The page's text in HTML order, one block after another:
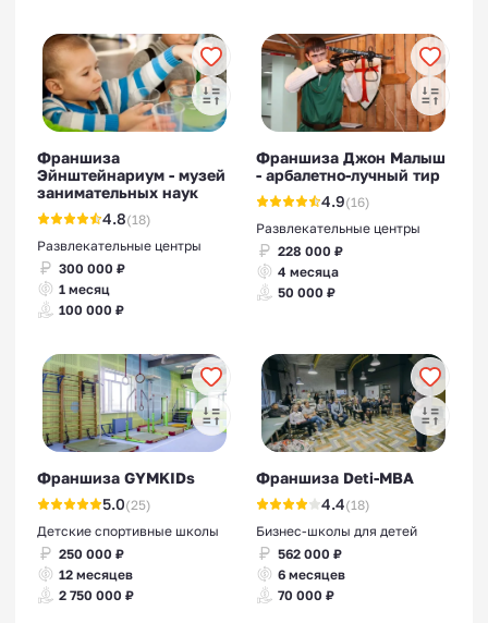
Франшиза
Эйнштейнариум - музей
занимательных наук
4.8(18)
Развлекательные центры
300 000 ₽
1 месяц
100 000 ₽
Франшиза Джон Малыш
- арбалетно-лучный тир
4.9(16)
Развлекательные центры
228 000 ₽
4 месяца
50 000 ₽
Франшиза GYMKIDs
5.0(25)
Детские спортивные школы
250 000 ₽
12 месяцев
2 750 000 ₽
Франшиза Deti-MBA
4.4(18)
Бизнес-школы для детей
562 000 ₽
6 месяцев
70 000 ₽